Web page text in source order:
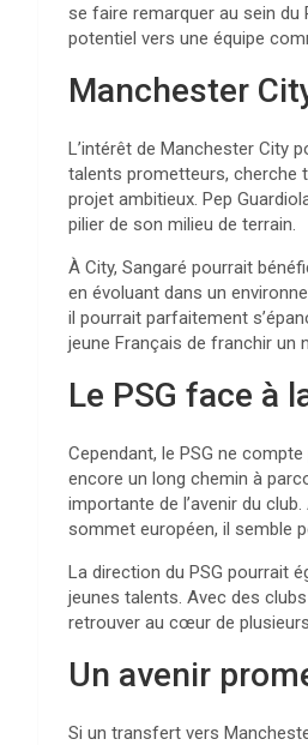
se faire remarquer au sein
potentiel vers une équipe
Manchester
L’intérêt de Manchester City
talents prometteurs, cherche
projet ambitieux. Pep
pilier de son milieu de terrain.
À City, Sangaré pourrait
en évoluant dans un
il pourrait parfaitement
jeune Français de franchir un
Le PSG face à
Cependant, le PSG ne
encore un long chemin à
importante de l’avenir du
sommet européen, il semble
La direction du PSG pourrait
jeunes talents. Avec des
retrouver au cœur de
Un avenir
Si un transfert vers